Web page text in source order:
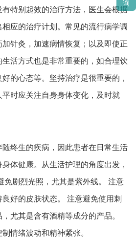
有特别起效的治疗方法，医生会根据
应的治疗计划。常见的流行病学调
针灸，加速病情恢复；以及即使正
活方式也是非常重要的，如合理饮
的心态等。坚持治疗是很重要的，
时应关注自身身体变化，及时就
随终生的疾病，因此患者在日常生活
体健康。从生活护理的角度出发，
免剧烈光照，尤其是紫外线。 注意
好的皮肤状态。 注意避免使用刺
尤其是含有酒精等成分的产品。
情绪波动和精神紧张。
询